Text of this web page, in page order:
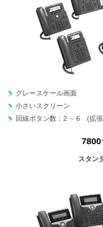
グレースケール画面
小さいスクリーン
回線ボタン数：2 ∼ 6 (拡張
スタン